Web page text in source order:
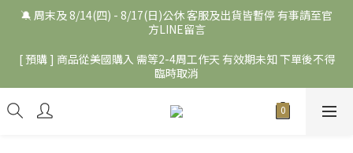
🔕 周末及 8/14(四) - 8/17(日)公休 客服及出貨皆暫停 有事請至官
方LINE留言
[ 預購 ] 商品從美國購入 需等2-4周工作天 有效期未知 下單後不得
臨時取消